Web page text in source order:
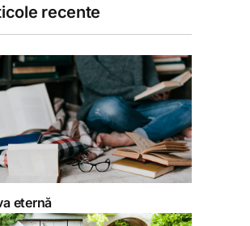
recente
eternă